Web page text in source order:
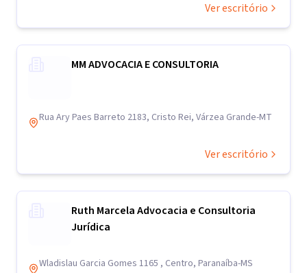
Ver escritório
MM ADVOCACIA E CONSULTORIA
Rua Ary Paes Barreto 2183, Cristo Rei, Várzea Grande-MT
Ver escritório
Ruth Marcela Advocacia e Consultoria
Jurídica
Wladislau Garcia Gomes 1165 , Centro, Paranaíba-MS